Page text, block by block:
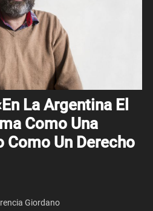
La Argentina El
Como Una
Como Un Derecho
Giordano